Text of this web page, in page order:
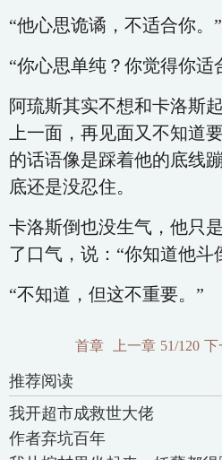
“他心思诡谲，不适合你。”
“你心思单纯？你觉得你适
阿琉斯其实不想和卡洛斯
上一面，再见面又不知道
的话语像是踩着他的底线
底还是没忍住。
卡洛斯倒也没生气，他只
了口气，说：“你知道他斗
“不知道，但这不重要。”
首章 上一章 51/120 下
推荐阅读
我开超市成救世大佬
作者弃坑百年